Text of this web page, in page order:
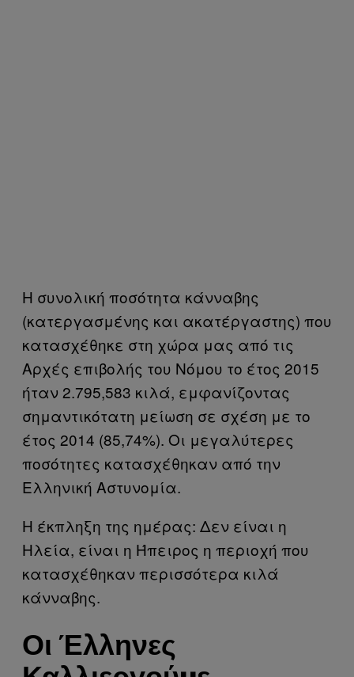
Η συνολική ποσότητα κάνναβης
(κατεργασμένης και ακατέργαστης) που
κατασχέθηκε στη χώρα μας από τις
Αρχές επιβολής του Νόμου το έτος 2015
ήταν 2.795,583 κιλά, εμφανίζοντας
σημαντικότατη μείωση σε σχέση με το
έτος 2014 (85,74%). Οι μεγαλύτερες
ποσότητες κατασχέθηκαν από την
Ελληνική Αστυνομία.
Η έκπληξη της ημέρας: Δεν είναι η
Ηλεία, είναι η Ήπειρος η περιοχή που
κατασχέθηκαν περισσότερα κιλά
κάνναβης.
Οι Έλληνες